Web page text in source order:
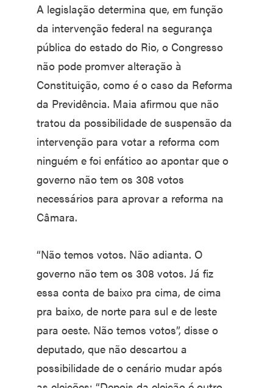
A legislação determina que, em função
da intervenção federal na segurança
pública do estado do Rio, o Congresso
não pode promver alteração à
Constituição, como é o caso da Reforma
da Previdência. Maia afirmou que não
tratou da possibilidade de suspensão da
intervenção para votar a reforma com
ninguém e foi enfático ao apontar que o
governo não tem os 308 votos
necessários para aprovar a reforma na
Câmara.
“Não temos votos. Não adianta. O
governo não tem os 308 votos. Já fiz
essa conta de baixo pra cima, de cima
pra baixo, de norte para sul e de leste
para oeste. Não temos votos”, disse o
deputado, que não descartou a
possibilidade de o cenário mudar após